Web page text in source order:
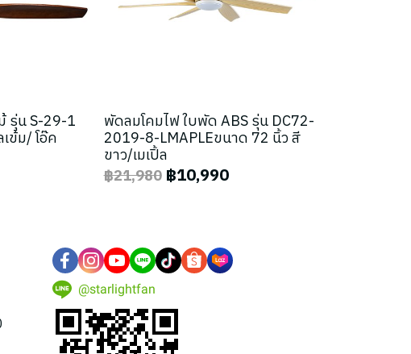
รุ่น S-29-1
ข้ม/ โอ๊ค
พัดลมโคมไฟ ใบพัด ABS รุ่น DC72-
2019-8-LMAPLEขนาด 72 นิ้ว สี
ขาว/เมเปิ้ล
฿21,980 ฿10,990
@starlightfan